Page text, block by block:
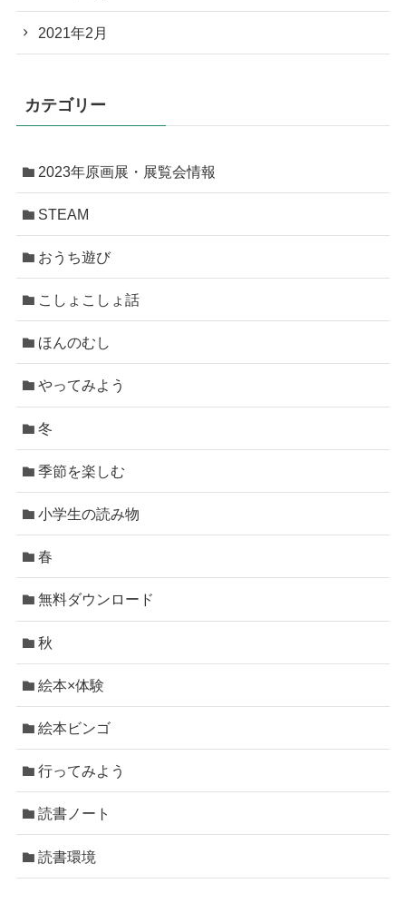
2021年2月
カテゴリー
2023年原画展・展覧会情報
STEAM
おうち遊び
こしょこしょ話
ほんのむし
やってみよう
冬
季節を楽しむ
小学生の読み物
春
無料ダウンロード
秋
絵本×体験
絵本ビンゴ
行ってみよう
読書ノート
読書環境